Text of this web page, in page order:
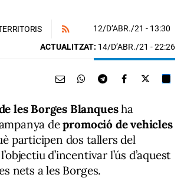
12/D’ABR./21 - 13:30
ACTUALITZAT: 14/D’ABR./21 - 22:26
les Borges Blanquesha
depromoció de vehicles
participen dos tallers del
d’incentivar l’ús d’aquest
nets a les Borges.